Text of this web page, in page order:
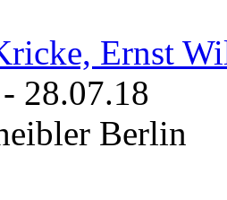
Ernst
- 28.07.18
Berlin